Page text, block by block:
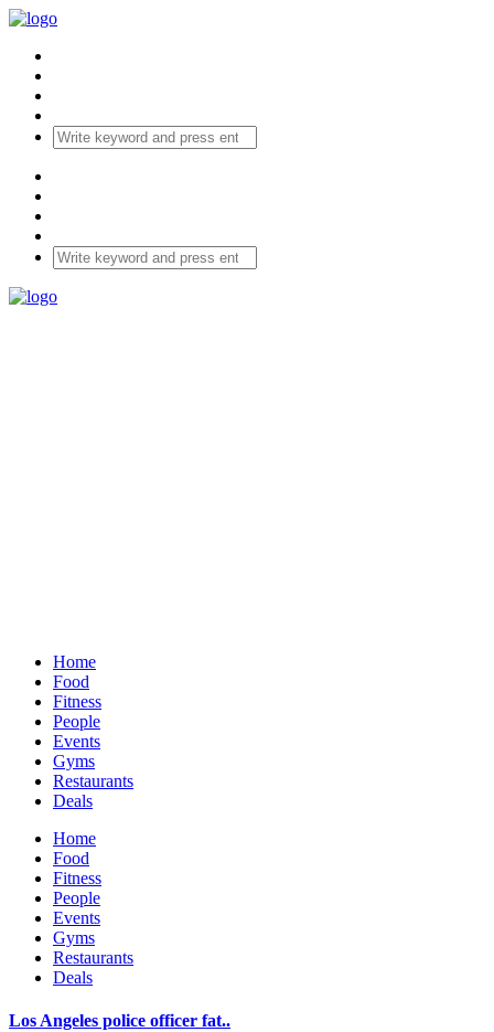
Home
Food
Fitness
People
Events
Gyms
Restaurants
Deals
Home
Food
Fitness
People
Events
Gyms
Restaurants
Deals
Los Angeles police officer fat..